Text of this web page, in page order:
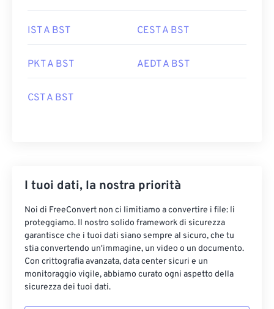
IST A BST CEST A BST
PKT A BST AEDT A BST
CST A BST
I tuoi dati, la nostra priorità
Noi di FreeConvert non ci limitiamo a convertire i file: li
proteggiamo. Il nostro solido framework di sicurezza
garantisce che i tuoi dati siano sempre al sicuro, che tu
stia convertendo un'immagine, un video o un documento.
Con crittografia avanzata, data center sicuri e un
monitoraggio vigile, abbiamo curato ogni aspetto della
sicurezza dei tuoi dati.